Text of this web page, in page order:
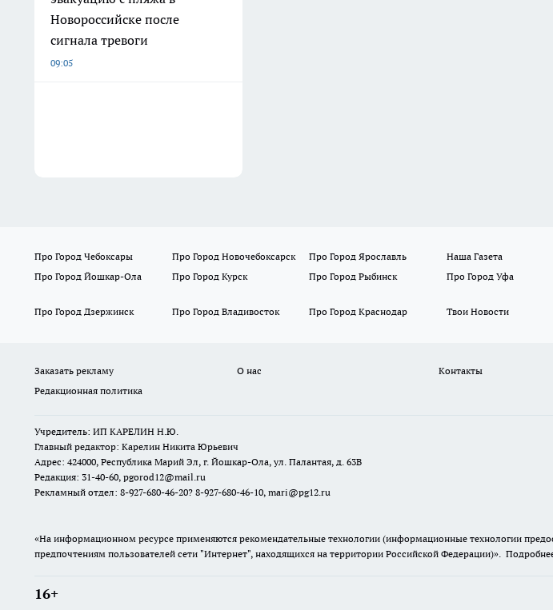
Новороссийске после
сигнала тревоги
09:05
Про Город Чебоксары Про Город Новочебоксарск Про Город Ярославль Наша Газета
Про Город Йошкар-Ола
Про Город Курск Про Город Рыбинск Про Город Уфа
Про Город Дзержинск
Про Город Владивосток Про Город Краснодар Твои Новости
Заказать рекламу О нас
Контакты
Редакционная политика
Учредитель: ИП КАРЕЛИН Н.Ю.
Главный редактор: Карелин Никита Юрьевич
Адрес: 424000, Республика Марий Эл, г. Йошкар-Ола, ул. Палантая, д. 63В
Редакция: 31-40-60, pgorod12@mail.ru
Рекламный отдел: 8-927-680-46-20? 8-927-680-46-10, mari@pg12.ru
«На информационном ресурсе применяются рекомендательные технологии (информационные технологии
предпочтениям пользователей сети "Интернет", находящихся на территории Российской Федерации)».
16+